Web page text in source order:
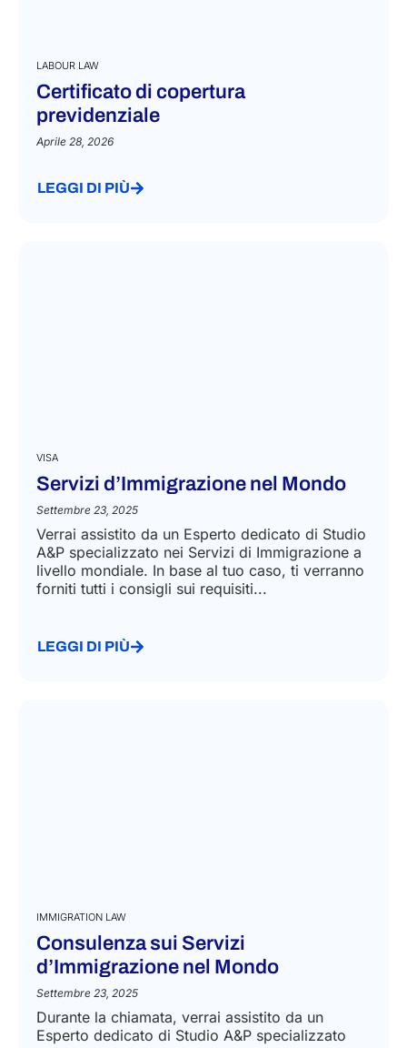
LABOUR LAW
Certificato di copertura
previdenziale
Aprile 28, 2026
LEGGI DI PIÙ
VISA
Servizi d’Immigrazione nel Mondo
Settembre 23, 2025
Verrai assistito da un Esperto dedicato di Studio
A&P specializzato nei Servizi di Immigrazione a
livello mondiale. In base al tuo caso, ti verranno
forniti tutti i consigli sui requisiti...
LEGGI DI PIÙ
IMMIGRATION LAW
Consulenza sui Servizi
d’Immigrazione nel Mondo
Settembre 23, 2025
Durante la chiamata, verrai assistito da un
Esperto dedicato di Studio A&P specializzato